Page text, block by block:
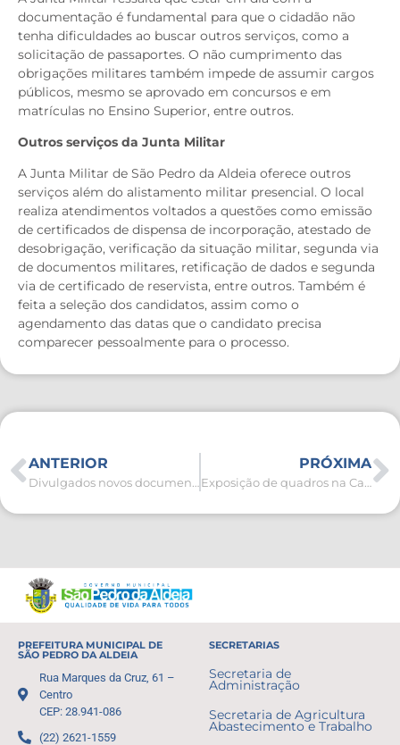
documentação é fundamental para que o cidadão não
tenha dificuldades ao buscar outros serviços, como a
solicitação de passaportes. O não cumprimento das
obrigações militares também impede de assumir cargos
públicos, mesmo se aprovado em concursos e em
matrículas no Ensino Superior, entre outros.
Outros serviços da Junta Militar
A Junta Militar de São Pedro da Aldeia oferece outros
serviços além do alistamento militar presencial. O local
realiza atendimentos voltados a questões como emissão
de certificados de dispensa de incorporação, atestado de
desobrigação, verificação da situação militar, segunda via
de documentos militares, retificação de dados e segunda
via de certificado de reservista, entre outros. Também é
feita a seleção dos candidatos, assim como o
agendamento das datas que o candidato precisa
comparecer pessoalmente para o processo.
ANTERIOR PRÓXIMA
PREFEITURA MUNICIPAL DE
SÃO PEDRO DA ALDEIA
Rua Marques da Cruz, 61 –
Centro
CEP: 28.941-086
(22) 2621-1559
SECRETARIAS
Secretaria de
Administração
Secretaria de Agricultura
Abastecimento e Trabalho